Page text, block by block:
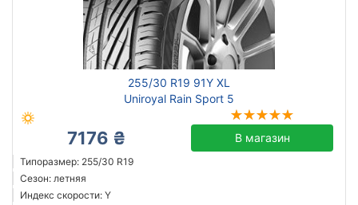
255/30 R19 91Y XL
Uniroyal Rain Sport 5
7176 ₴ В магазин
Типоразмер: 255/30 R19
Сезон: летняя
Индекс скорости: Y